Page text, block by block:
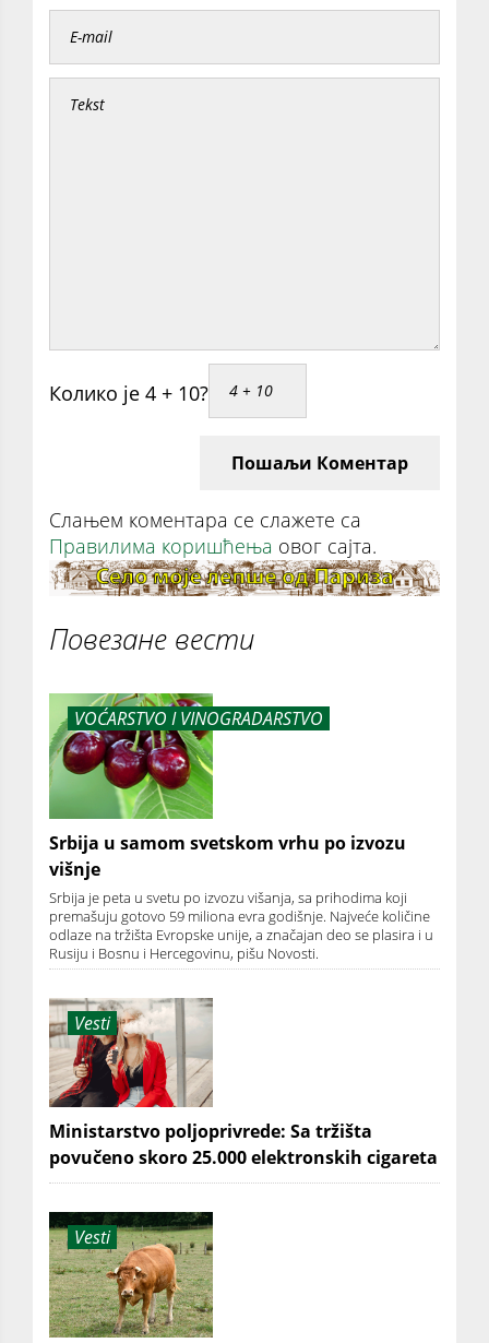
Колико је 4 + 10?
Пошаљи Коментар
Слањем коментара се слажете са
Правилима коришћења овог сајта.
Повезане вести
VOĆARSTVO I VINOGRADARSTVO
Srbija u samom svetskom vrhu po izvozu
višnje
Srbija je peta u svetu po izvozu višanja, sa prihodima koji
premašuju gotovo 59 miliona evra godišnje. Najveće količine
odlaze na tržišta Evropske unije, a značajan deo se plasira i u
Rusiju i Bosnu i Hercegovinu, pišu Novosti.
Vesti
Ministarstvo poljoprivrede: Sa tržišta
povučeno skoro 25.000 elektronskih cigareta
Vesti